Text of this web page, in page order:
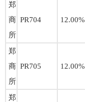
郑
商
所
PR704 12.00%
郑
商
所
PR705 12.00%
郑